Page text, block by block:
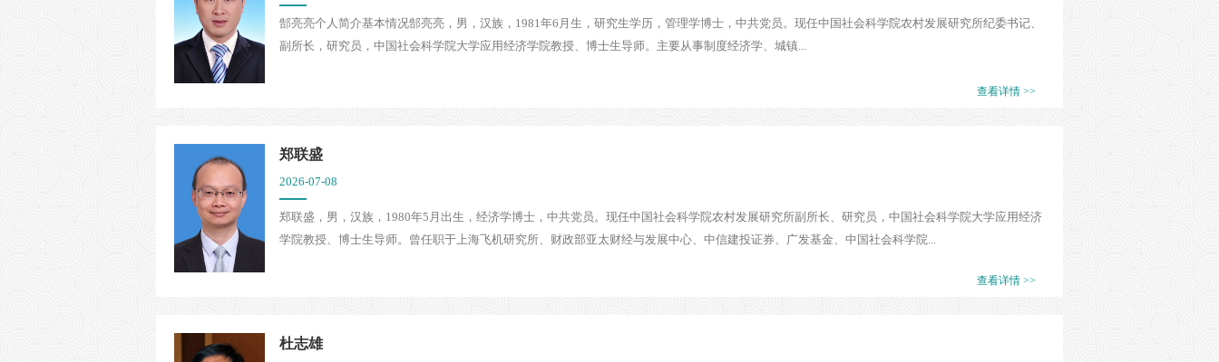
郜亮亮个人简介基本情况郜亮亮，男，汉族，1981年6月生，研究生学历，管理学博士，中共党员。现任中国社会科学院农村发展研究所纪委书记、
副所长，研究员，中国社会科学院大学应用经济学院教授、博士生导师。主要从事制度经济学、城镇...
查看详情 >>
郑联盛
2026-07-08
郑联盛，男，汉族，1980年5月出生，经济学博士，中共党员。现任中国社会科学院农村发展研究所副所长、研究员，中国社会科学院大学应用经济
学院教授、博士生导师。曾任职于上海飞机研究所、财政部亚太财经与发展中心、中信建投证券、广发基金、中国社会科学院...
查看详情 >>
杜志雄